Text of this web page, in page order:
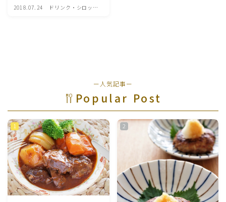
野菜料理(キャベツ・白菜・ほうれん草・レタス・小松
野菜料理(ズッキーニ・コーン・いんげん・そら豆・え
んどう・オクラ)
野菜料理(玉ねぎ・ねぎ・アボカド・青梗菜・セロリ・
アスパラガス)
2018.07.24
ドリンク・シロッ
ー人気記事ー
Popular Post